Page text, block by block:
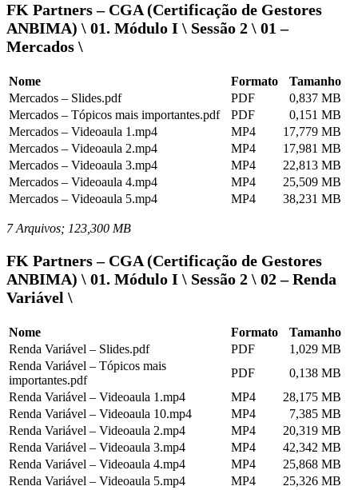
FK Partners – CGA (Certificação de Gestores
ANBIMA) \ 01. Módulo I \ Sessão 2 \ 01 –
Mercados \
Nome Formato
Tamanho
Mercados – Slides.pdf
PDF
0,837 MB
Mercados – Tópicos mais importantes.pdf
PDF
0,151 MB
Mercados – Videoaula 1.mp4
MP4
17,779 MB
Mercados – Videoaula 2.mp4
MP4
17,981 MB
Mercados – Videoaula 3.mp4
MP4
22,813 MB
Mercados – Videoaula 4.mp4
MP4
25,509 MB
Mercados – Videoaula 5.mp4
MP4 38,231 MB
7 Arquivos; 123,300 MB
FK Partners – CGA (Certificação de Gestores
ANBIMA) \ 01. Módulo I \ Sessão 2 \ 02 – Renda
Variável \
Nome Formato
Tamanho
Renda Variável – Slides.pdf
PDF
1,029 MB
Renda Variável – Tópicos mais
importantes.pdf
PDF
0,138 MB
Renda Variável – Videoaula 1.mp4
MP4
28,175 MB
Renda Variável – Videoaula 10.mp4
MP4
7,385 MB
Renda Variável – Videoaula 2.mp4
MP4
20,319 MB
Renda Variável – Videoaula 3.mp4
MP4
42,342 MB
Renda Variável – Videoaula 4.mp4
MP4
25,868 MB
Renda Variável – Videoaula 5.mp4
MP4
25,326 MB